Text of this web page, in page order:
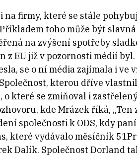
firmy, které se stále
Příkladem toho může být
na zvýšení spotřeby
EU již v pozornosti médií byl.
se o ní média zajímala i ve
kterou dříve
které se zmiňoval i
kde Mrázek říká, „Ten
společnosti k ODS, kdy paní
které vydávalo měsíčník
Dalík. Společnost Dorland